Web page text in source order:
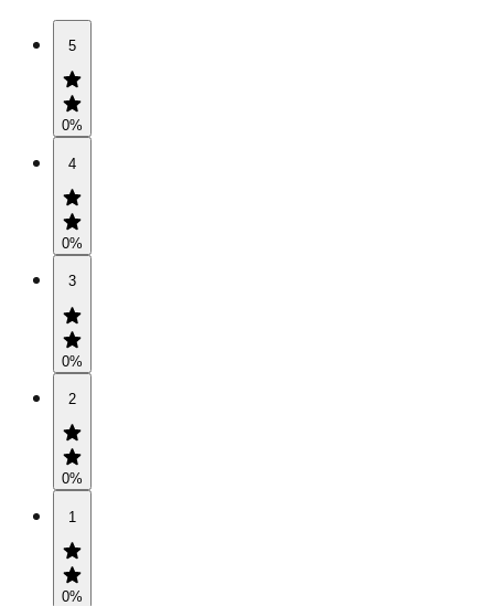
5
0%
4
0%
3
0%
2
0%
1
0%